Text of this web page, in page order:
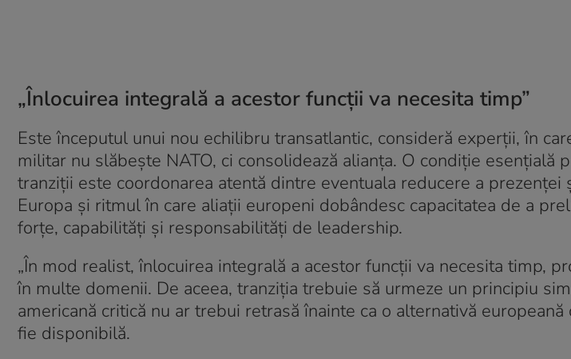
„Înlocuirea integrală a acestor funcții va necesita timp”
Este începutul unui nou echilibru transatlantic, consideră experții, în
militar nu slăbește NATO, ci consolidează alianța. O condiție esențială
tranziții este coordonarea atentă dintre eventuala reducere a prezenței
Europa și ritmul în care aliații europeni dobândesc capacitatea de a
forțe, capabilități și responsabilități de leadership.
„În mod realist, înlocuirea integrală a acestor funcții va necesita timp,
în multe domenii. De aceea, tranziția trebuie să urmeze un principiu
americană critică nu ar trebui retrasă înainte ca o alternativă
fie disponibilă.